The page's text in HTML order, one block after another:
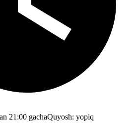
21:00 gachaQuyosh: yopiq